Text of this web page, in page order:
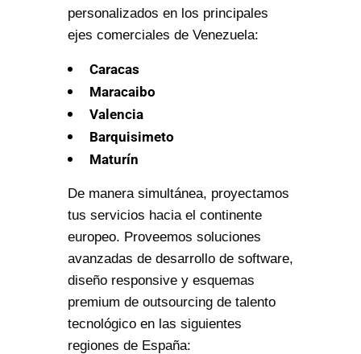
personalizados en los principales
ejes comerciales de Venezuela:
Caracas
Maracaibo
Valencia
Barquisimeto
Maturín
De manera simultánea, proyectamos
tus servicios hacia el continente
europeo. Proveemos soluciones
avanzadas de desarrollo de software,
diseño responsive y esquemas
premium de outsourcing de talento
tecnológico en las siguientes
regiones de España: